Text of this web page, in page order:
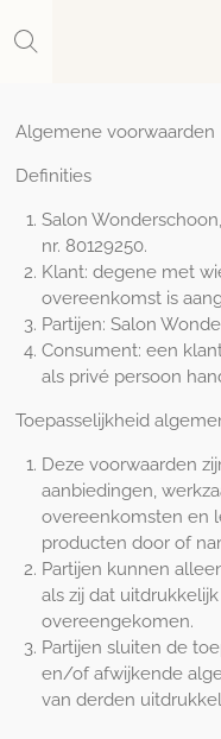
direct
hoofdinhoud
Algemene voorwaarden
Definities
Salon
nr. 80129250.
Klant: degene met
overeenkomst is
Partijen: Salon
Consument: een
als privé persoon
Toepasselijkheid
Deze voorwaarden
aanbiedingen,
overeenkomsten en
producten door of
Partijen kunnen
als zij dat
overeengekomen.
Partijen sluiten de
en/of afwijkende
van derden